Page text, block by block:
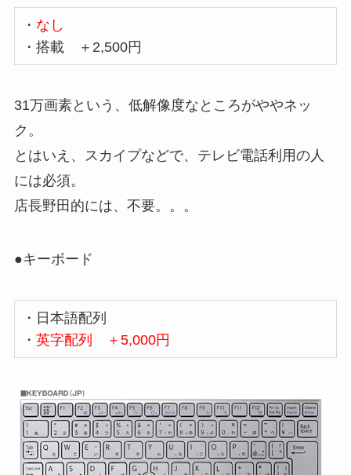
・ なし
・搭載 ＋2,500円
31万画素という、低解像度なところがややネッ
ク。
とはいえ、スカイプなどで、テレビ電話利用の人
には必須。
店長野田的には、不要。。。
●キーボード
・日本語配列
・ 英字配列 ＋5,000円